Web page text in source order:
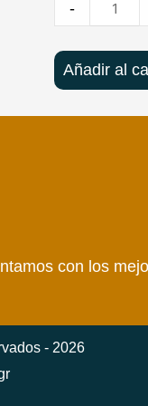
-
Añadir al
con los
- 2026